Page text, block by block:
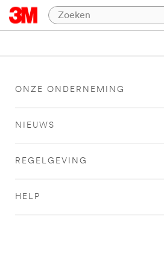
ONZE ONDERNEMING
NIEUWS
REGELGEVING
HELP